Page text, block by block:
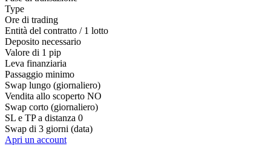
Type
Ore di trading
Entità del contratto / 1 lotto
Deposito necessario
Valore di 1 pip
Leva finanziaria
Passaggio minimo
Swap lungo (giornaliero)
Vendita allo scoperto NO
Swap corto (giornaliero)
SL e TP a distanza 0
Swap di 3 giorni (data)
Apri un account